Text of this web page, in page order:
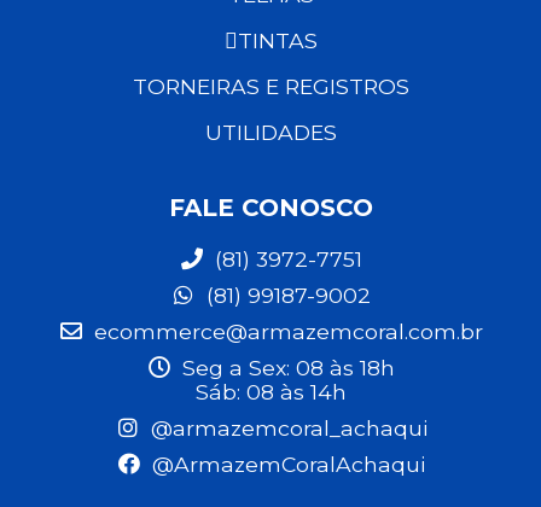
TINTAS
TORNEIRAS E REGISTROS
UTILIDADES
FALE CONOSCO
(81) 3972-7751
(81) 99187-9002
ecommerce@armazemcoral.com.br
Seg a Sex: 08 às 18h
Sáb: 08 às 14h
@armazemcoral_achaqui
@ArmazemCoralAchaqui